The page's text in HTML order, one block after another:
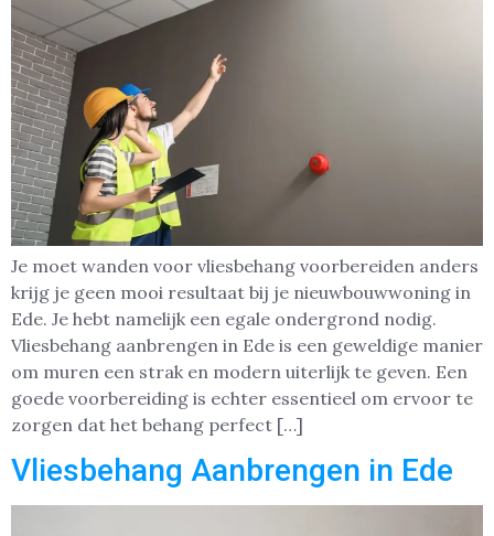
Je moet wanden voor vliesbehang voorbereiden anders
krijg je geen mooi resultaat bij je nieuwbouwwoning in
Ede. Je hebt namelijk een egale ondergrond nodig.
Vliesbehang aanbrengen in Ede is een geweldige manier
om muren een strak en modern uiterlijk te geven. Een
goede voorbereiding is echter essentieel om ervoor te
zorgen dat het behang perfect […]
Vliesbehang Aanbrengen in Ede